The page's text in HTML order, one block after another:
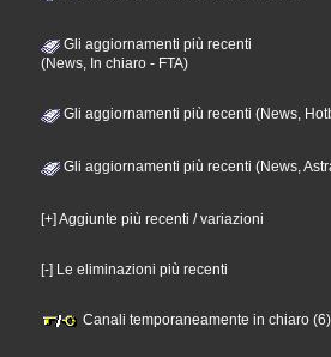
Gli aggiornamenti più recenti
(News, In chiaro - FTA)
Gli aggiornamenti più recenti (News,
Gli aggiornamenti più recenti (News,
[+] Aggiunte più recenti / variazioni
[-] Le eliminazioni più recenti
Canali temporaneamente in chiaro (6)